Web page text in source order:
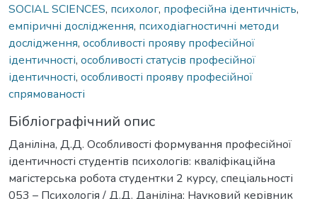
SOCIAL SCIENCES, психолог, професійна ідентичність,
емпіричні дослідження, психодіагностичні методи
дослідження, особливості прояву професійної
ідентичності, особливості статусів професійної
ідентичності, особливості прояву професійної
спрямованості
Бібліографічний опис
Даніліна, Д.Д. Особливості формування професійної
ідентичності студентів психологів: кваліфікаційна
магістерська робота студентки 2 курсу, спеціальності
053 – Психологія / Д.Д. Даніліна; Науковий керівник